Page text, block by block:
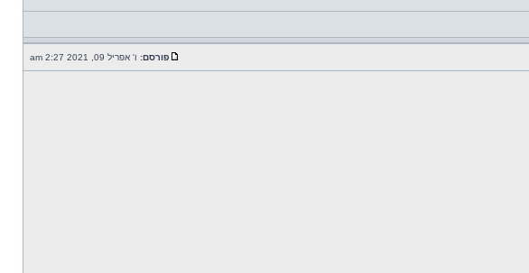
פורסם: ו' אפריל 09, 2021 2:27 am